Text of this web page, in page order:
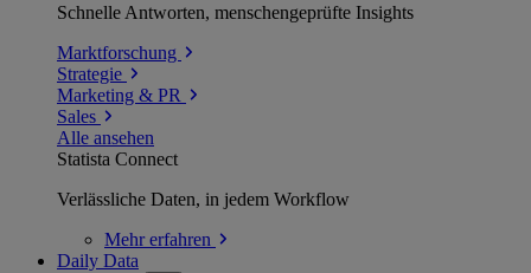
Schnelle Antworten, menschengeprüfte Insights
Marktforschung
Strategie
Marketing & PR
Sales
Alle ansehen
Statista Connect
Verlässliche Daten, in jedem Workflow
Mehrerfahren
Daily Data